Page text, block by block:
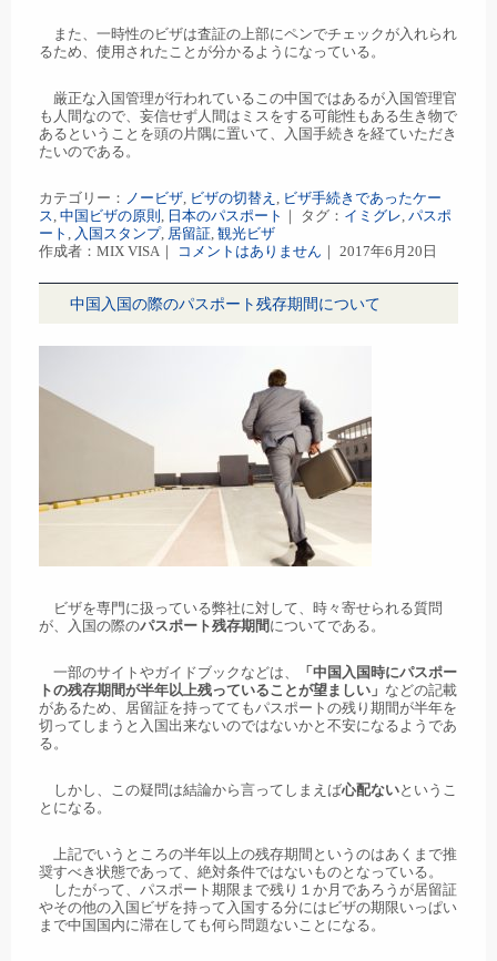
また、一時性のビザは査証の上部にペンでチェックが入れられ
るため、使用されたことが分かるようになっている。
厳正な入国管理が行われているこの中国ではあるが入国管理官
も人間なので、妄信せず人間はミスをする可能性もある生き物で
あるということを頭の片隅に置いて、入国手続きを経ていただき
たいのである。
カテゴリー： ノービザ, ビザの切替え , ビザ手続きであったケー
ス, 中国ビザの原則 , 日本のパスポート ｜ タグ： イミグレ, パスポ
ート , 入国スタンプ, 居留証, 観光ビザ
作成者：MIX VISA｜
コメントはありません ｜ 2017年6月20日
中国入国の際のパスポート残存期間について
ビザを専門に扱っている弊社に対して、時々寄せられる質問
が、入国の際のパスポート残存期間 についてである。
一部のサイトやガイドブックなどは、
「中国入国時にパスポー
トの残存期間が半年以上残っていることが望ましい」 などの記載
があるため、居留証を持っててもパスポートの残り期間が半年を
切ってしまうと入国出来ないのではないかと不安になるようであ
る。
しかし、この疑問は結論から言ってしまえば心配ないというこ
とになる。
上記でいうところの半年以上の残存期間というのはあくまで推
奨すべき状態であって、絶対条件ではないものとなっている。
したがって、パスポート期限まで残り１か月であろうが居留証
やその他の入国ビザを持って入国する分にはビザの期限いっぱい
まで中国国内に滞在しても何ら問題ないことになる。